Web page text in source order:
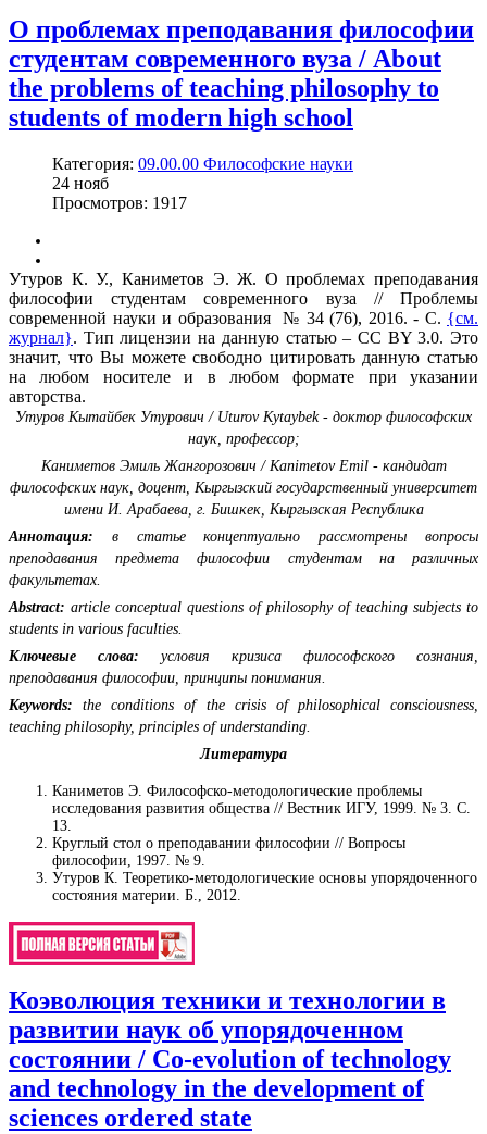
О проблемах преподавания философии
студентам современного вуза / About
the problems of teaching philosophy to
students of modern high school
Категория: 09.00.00 Философские науки
24 нояб
Просмотров: 1917
Утуров К. У., Каниметов Э. Ж. О проблемах преподавания
философии студентам современного вуза // Проблемы
современной науки и образования № 34 (76), 2016. - С. {см.
журнал}. Тип лицензии на данную статью – CC BY 3.0. Это
значит, что Вы можете свободно цитировать данную статью
на любом носителе и в любом формате при указании
авторства.
Утуров Кытайбек Утурович / Uturov Kytaybek - доктор философских
наук, профессор;
Каниметов Эмиль Жангорозович / Kanimetov Emil - кандидат
философских наук, доцент, Кыргызский государственный университет
имени И. Арабаева, г. Бишкек, Кыргызская Республика
Аннотация: в статье концептуально рассмотрены вопросы
преподавания предмета философии студентам на различных
факультетах.
Abstract: article conceptual questions of philosophy of teaching subjects to
students in various faculties.
Ключевые слова: условия кризиса философского сознания,
преподавания философии, принципы понимания.
Keywords: the conditions of the crisis of philosophical consciousness,
teaching philosophy, principles of understanding.
Литература
Каниметов Э. Философско-методологические проблемы
исследования развития общества // Вестник ИГУ, 1999. № 3. С.
13.
Круглый стол о преподавании философии // Вопросы
философии, 1997. № 9.
Утуров К. Теоретико-методологические основы упорядоченного
состояния материи. Б., 2012.
Коэволюция техники и технологии в
развитии наук об упорядоченном
состоянии / Co-evolution of technology
and technology in the development of
sciences ordered state